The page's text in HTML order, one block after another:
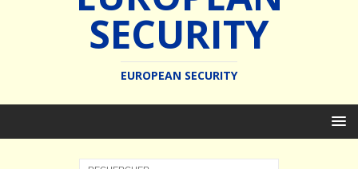
SECURITY
EUROPEAN SECURITY